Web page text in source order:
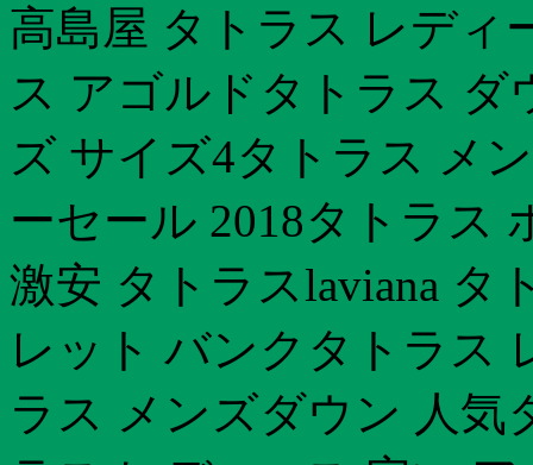
高島屋 タトラス レディ
ス アゴルドタトラス
ズ サイズ4タトラス メ
ーセール 2018タトラス
激安 タトラスlaviana タ
レット バンクタトラス
ラス メンズダウン 人気